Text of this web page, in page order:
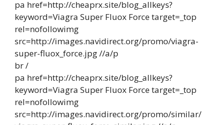
pa href=http://cheaprx.site/blog_allkeys?
keyword=Viagra Super Fluox Force target=_top
rel=nofollowimg
src=http://images.navidirect.org/promo/viagra-
super-fluox_force.jpg //a/p
br /
pa href=http://cheaprx.site/blog_allkeys?
keyword=Viagra Super Fluox Force target=_top
rel=nofollowimg
src=http://images.navidirect.org/promo/similar/